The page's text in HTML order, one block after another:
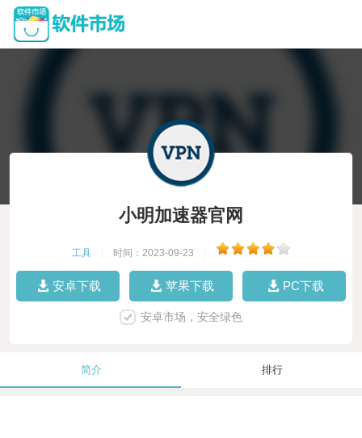
小明加速器官网
工具 时间：2023-09-23
安卓下载 苹果下载 PC下载
安卓市场，安全绿色
简介 排行